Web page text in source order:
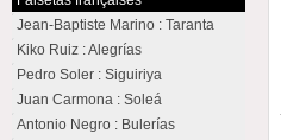
Jean-Baptiste Marino : Taranta
Kiko Ruiz : Alegrías
Pedro Soler : Siguiriya
Juan Carmona : Soleá
Antonio Negro : Bulerías